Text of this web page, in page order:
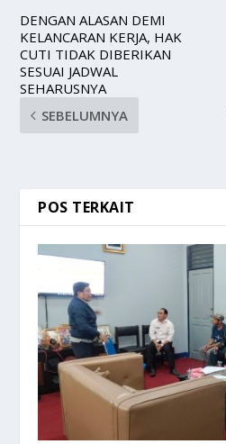
DENGAN ALASAN DEMI
KELANCARAN KERJA, HAK
CUTI TIDAK DIBERIKAN
SESUAI JADWAL
SEHARUSNYA
SEBELUMNYA
POS TERKAIT